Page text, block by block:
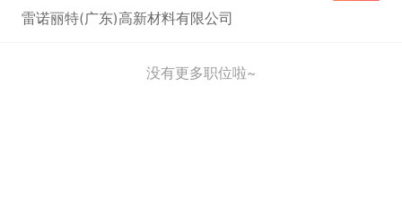
雷诺丽特(广东)高新材料有限公司
没有更多职位啦~